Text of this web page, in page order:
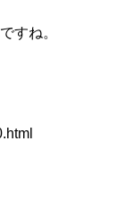
すね。